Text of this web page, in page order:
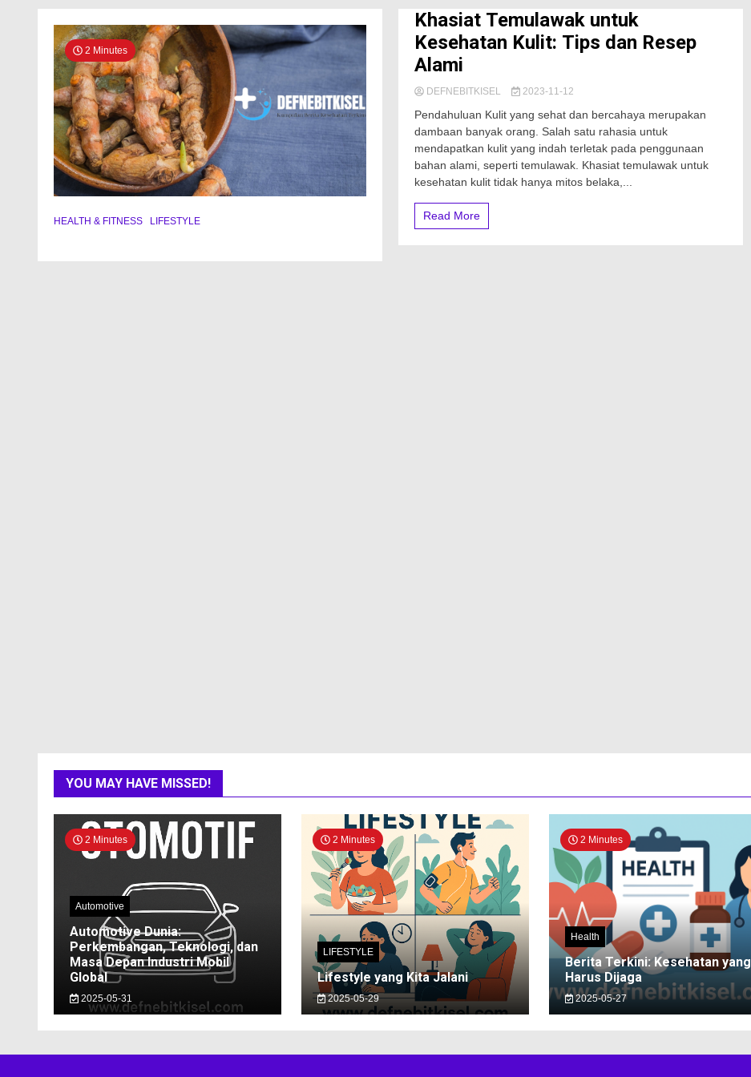
2 Minutes
HEALTH & FITNESS LIFESTYLE
Khasiat Temulawak untuk
Kesehatan Kulit: Tips dan Resep
Alami
DEFNEBITKISEL 2023-11-12
Pendahuluan Kulit yang sehat dan bercahaya merupakan
dambaan banyak orang. Salah satu rahasia untuk
mendapatkan kulit yang indah terletak pada penggunaan
bahan alami, seperti temulawak. Khasiat temulawak untuk
kesehatan kulit tidak hanya mitos belaka,...
Read More
YOU MAY HAVE MISSED!
2 Minutes
Automotive
Automotive Dunia:
Perkembangan, Teknologi, dan
Masa Depan Industri Mobil
Global
2025-05-31
2 Minutes
LIFESTYLE
Lifestyle yang Kita Jalani
2025-05-29
2 Minutes
Health
Berita Terkini: Kesehatan yang
Harus Dijaga
2025-05-27